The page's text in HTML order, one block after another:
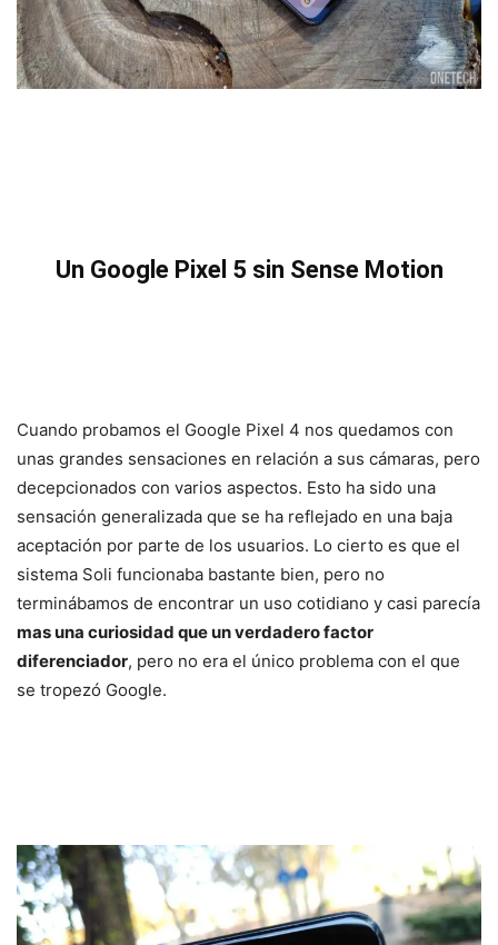
Un Google Pixel 5 sin Sense Motion
Cuando probamos el Google Pixel 4 nos quedamos con
unas grandes sensaciones en relación a sus cámaras, pero
decepcionados con varios aspectos. Esto ha sido una
sensación generalizada que se ha reflejado en una baja
aceptación por parte de los usuarios. Lo cierto es que el
sistema Soli funcionaba bastante bien, pero no
terminábamos de encontrar un uso cotidiano y casi parecía
mas una curiosidad que un verdadero factor
diferenciador, pero no era el único problema con el que
se tropezó Google.